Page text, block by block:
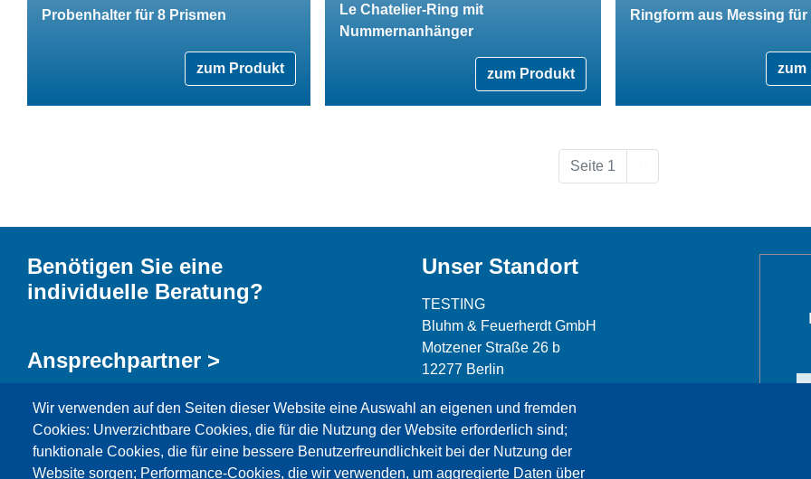
Probenhalter für 8 Prismen
zum Produkt
Le Chatelier-Ring mit
Nummernanhänger
zum Produkt
Ringform aus Messing für
zum
Seite 1
Wir verwenden auf den Seiten dieser Website eine Auswahl an eigenen und fremden
Cookies: Unverzichtbare Cookies, die für die Nutzung der Website erforderlich sind;
funktionale Cookies, die für eine bessere Benutzerfreundlichkeit bei der Nutzung der
Website sorgen; Performance-Cookies, die wir verwenden, um aggregierte Daten über
Benötigen Sie eine
individuelle Beratung?
Ansprechpartner >
Kontaktformular >
Unser Standort
TESTING
Bluhm & Feuerherdt GmbH
Motzener Straße 26 b
12277 Berlin
Telefax: +49 30 7109645-98
info@testing.de